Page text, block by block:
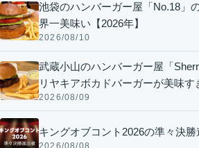
池袋のハンバーガー屋「No.18」
界一美味い【2026年】
2026/08/10
武蔵小山のハンバーガー屋「
リヤキアボカドバーガーが美味す
2026/08/09
キングオブコント2026の準々決